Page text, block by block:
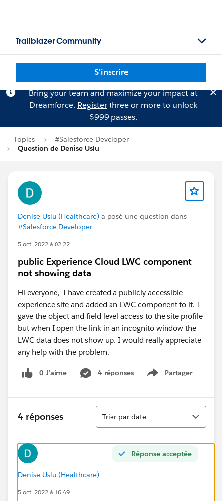
Trailblazer Community
S'inscrire
Bring your team and maximize your impact at
Dreamforce. Registerthree or more to unlock
$999 passes.
Topics
#Salesforce Developer
Question de Denise Uslu
Denise Uslu (Healthcare) a posé une question dans
#Salesforce Developer
5 oct. 2022 à 02:22
public Experience Cloud LWC component
not showing data
Hi everyone, I have created a publicly accessible
experience site and added an LWC component to it. I
gave the object and field level access to the site profile
but when I open the link in an incognito window the
LWC data does not show up. I would really appreciate
any help with the problem.
0 J’aime 4 réponses Partager
Show menu
4 réponses
Tri
Trier par date
Réponse acceptée
Denise Uslu (Healthcare)
5 oct. 2022 à 16:49